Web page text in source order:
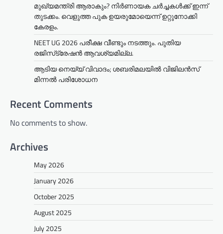
മുഖ്യമന്ത്രി ആരാകും? നിർണായക ചർച്ചകൾക്ക് ഇന്ന്
തുടക്കം. വെളുത്ത പുക ഉയരുമോയെന്ന് ഉറ്റുനോക്കി
കേരളം.
NEET UG 2026 പരീക്ഷ വീണ്ടും നടത്തും. പുതിയ
രജിസ്‌ട്രേഷൻ ആവശ്യമില്ല.
ആടിയ നെയ്യ് വിവാദം; ശബരിമലയില്‍ വിജിലന്‍സ്
മിന്നല്‍ പരിശോധന
Recent Comments
No comments to show.
Archives
May 2026
January 2026
October 2025
August 2025
July 2025